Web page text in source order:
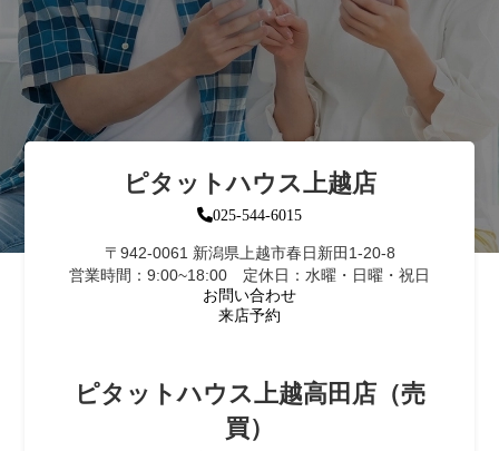
ピタットハウス上越店
025-544-6015
〒942-0061 新潟県上越市春日新田1-20-8
営業時間：9:00~18:00 定休日：水曜・日曜・祝日
お問い合わせ
来店予約
ピタットハウス上越高田店（売
買）